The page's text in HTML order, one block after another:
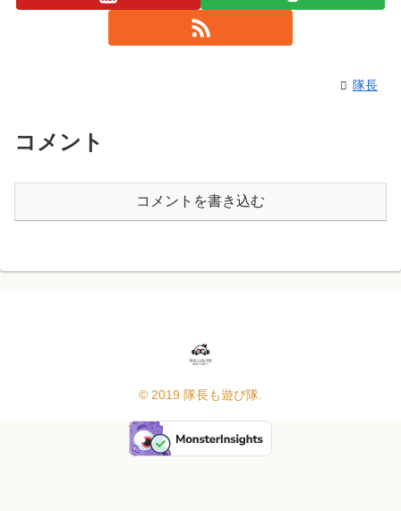
隊長
コメント
コメントを書き込む
© 2019 隊長も遊び隊.